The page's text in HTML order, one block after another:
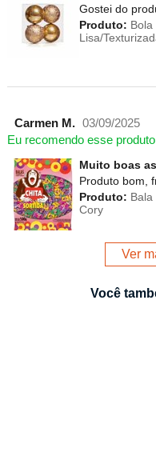
Gostei do
Produto:
Lisa/
Carmen M. 03/09/2025
Eu recomendo esse
Muito boas
Produto bom,
Produto:
Cory
Ver
Você